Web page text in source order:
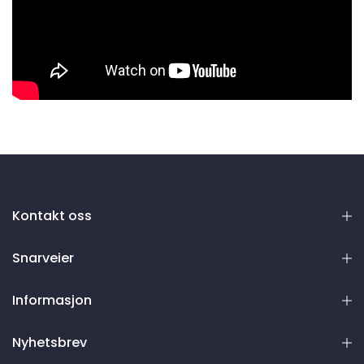
Kontakt oss
Snarveier
Informasjon
Nyhetsbrev